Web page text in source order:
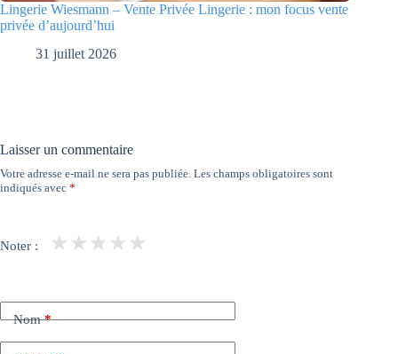
Lingerie Wiesmann – Vente Privée Lingerie : mon focus vente
privée d’aujourd’hui
31 juillet 2026
Laisser un commentaire
Votre adresse e-mail ne sera pas publiée. Les champs obligatoires sont
indiqués avec *
Noter : ★
★
★
★
★
Nom*